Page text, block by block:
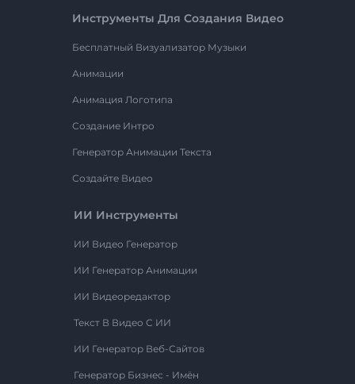
Инструменты Для Создания Видео
Бесплатный Визуализатор Музыки
Анимации
Анимация Логотипа
Создание Интро
Генератор Анимации Текста
Создайте Видео
ИИ Инструменты
ИИ Видео Генератор
ИИ Генератор Анимации
ИИ Видеоредактор
Текст В Видео С ИИ
ИИ Генератор Веб-Сайтов
Генератор Бизнес - Имён